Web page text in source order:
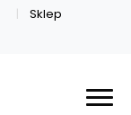
Sklep